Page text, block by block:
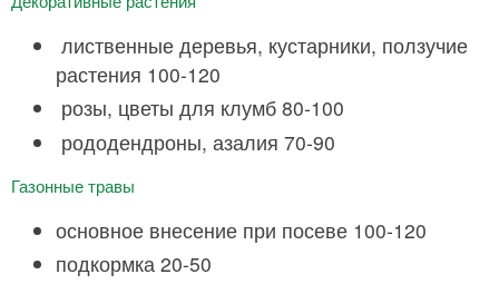
лиственные деревья, кустарники, ползучие
растения 100-120
розы, цветы для клумб 80-100
рододендроны, азалия 70-90
Газонные травы
основное внесение при посеве 100-120
подкормка 20-50